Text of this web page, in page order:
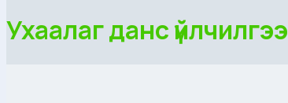
Ухаалаг данс үйлчилгээ